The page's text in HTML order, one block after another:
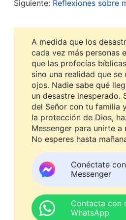
vosotros, os controlara y
forma diferente a
Cristo de los últimos días.
personas que realmente
principios. Cuando
deseos personales.
En cambio, los no
intereses y urden sus
beneficio, son celosos,
y se explotan y timan
que había escasez de
sabía muy bien que
propia reputación y
Siguiente: Reflexiones sobre
A medida que los
cada vez más personas
que las profecías
sino una realidad que
ojos. Nadie sabe qué
un desastre inesperado.
del Señor con tu familia
la protección de Dios,
Messenger para unirte
No esperes hasta
Conéctate
Messenger
Contacta con
WhatsApp